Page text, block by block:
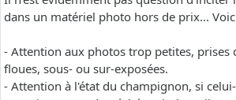
dans un matériel photo hors de prix...
- Attention aux photos trop petites,
floues, sous- ou sur-exposées.
- Attention à l'état du champignon, si